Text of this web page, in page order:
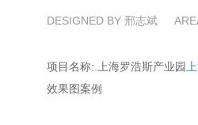
DESIGNED BY 邢志斌
项目名称:.上海罗浩斯产业园
效果图案例